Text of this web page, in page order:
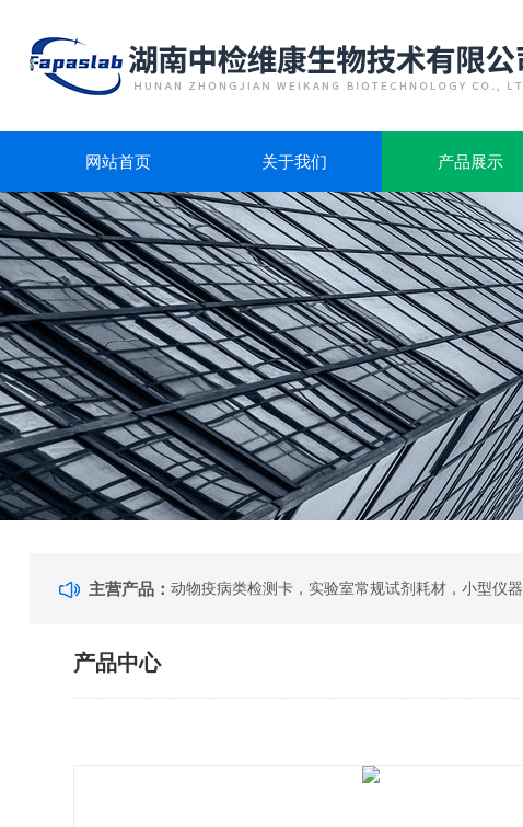
网站首页 关于我们 产品展示
主营产品：动物疫病类检测卡，实验室常规试剂耗材，小型仪器
产品中心